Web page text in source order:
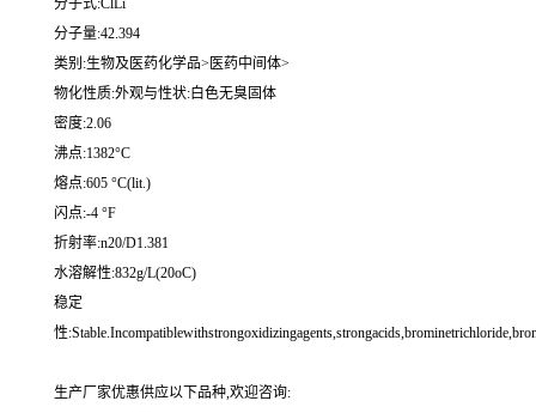
分子式:ClLi
分子量:42.394
类别:生物及医药化学品>医药中间体>
物化性质:外观与性状:白色无臭固体
密度:2.06
沸点:1382°C
熔点:605 °C(lit.)
闪点:-4 °F
折射率:n20/D1.381
水溶解性:832g/L(20oC)
稳定
性
生产厂家优惠供应以下品种,欢迎咨询: